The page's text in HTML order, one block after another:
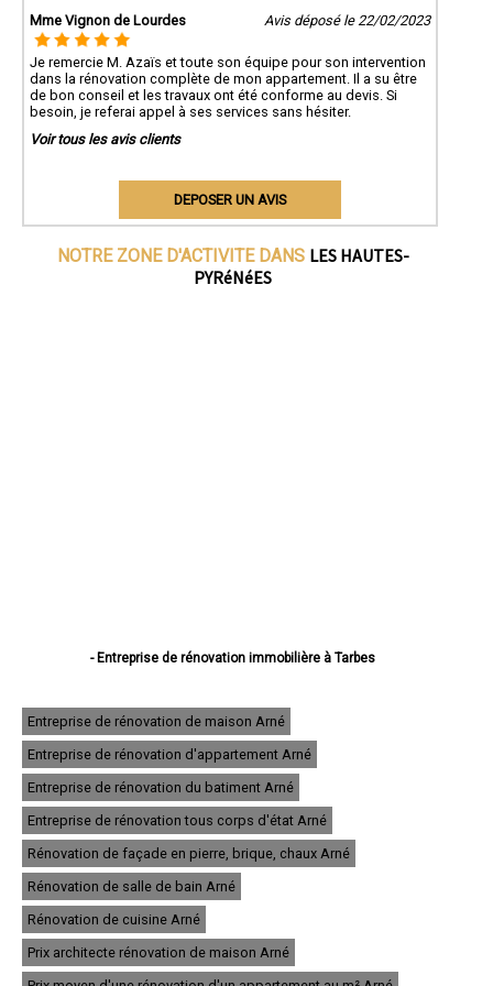
Mme Vignon de Lourdes
Avis déposé le 22/02/2023
Je remercie M. Azaïs et toute son équipe pour son intervention
dans la rénovation complète de mon appartement. Il a su être
de bon conseil et les travaux ont été conforme au devis. Si
besoin, je referai appel à ses services sans hésiter.
Voir tous les avis clients
DEPOSER UN AVIS
NOTRE ZONE D'ACTIVITE DANS LES HAUTES-
PYRéNéES
- Entreprise de rénovation immobilière à Tarbes
- Entreprise de rénovation immobilière à Aureilhan
- Entreprise de rénovation immobilière à Lannemezan
- Entreprise de rénovation immobilière à Vic-en-Bigorre
- Entreprise de rénovation immobilière à Séméac
- Entreprise de rénovation immobilière à Bordères-sur-l'Échez
- Entreprise de rénovation immobilière à Juillan
- Entreprise de rénovation immobilière à Barbazan-Debat
- Entreprise de rénovation immobilière à Argelès-Gazost
- Entreprise de rénovation immobilière à Odos
- Entreprise de rénovation immobilière à Soues
- Entreprise de rénovation immobilière à Ibos
- Entreprise de rénovation immobilière à Maubourguet
- Entreprise de rénovation immobilière à Ossun
- Entreprise de rénovation immobilière à Laloubère
Entreprise de rénovation de maison Arné
Entreprise de rénovation d'appartement Arné
Entreprise de rénovation du batiment Arné
Entreprise de rénovation tous corps d'état Arné
Rénovation de façade en pierre, brique, chaux Arné
Rénovation de salle de bain Arné
Rénovation de cuisine Arné
Prix architecte rénovation de maison Arné